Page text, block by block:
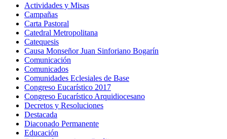
Actividades y Misas
Campañas
Carta Pastoral
Catedral Metropolitana
Catequesis
Causa Monseñor Juan Sinforiano Bogarín
Comunicación
Comunicados
Comunidades Eclesiales de Base
Congreso Eucarístico 2017
Congreso Eucarístico Arquidiocesano
Decretos y Resoluciones
Destacada
Diaconado Permanente
Educación